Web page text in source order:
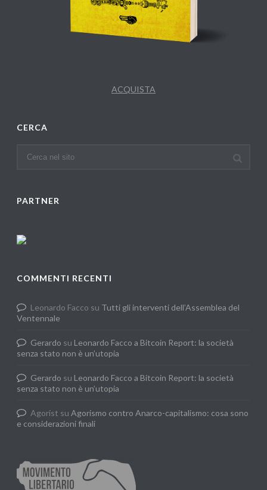
ACQUISTA
CERCA
PARTNER
COMMENTI RECENTI
Leonardo Facco su Tutti gli interventi dell’Assemblea del
Ventennale
Gerardo su Leonardo Facco a Bitcoin Report: la società
senza stato non è un’utopia
Gerardo su Leonardo Facco a Bitcoin Report: la società
senza stato non è un’utopia
Agorist suAgorismo contro Anarco-capitalismo: cosa sono
e considerazioni finali